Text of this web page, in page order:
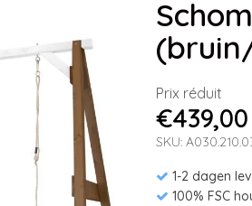
Prix réduit
€439,00
SKU:
1-2 dagen
100% FSC